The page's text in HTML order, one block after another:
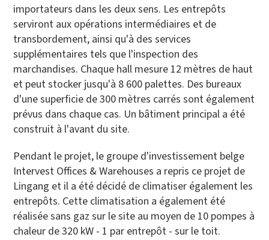
importateurs dans les deux sens. Les entrepôts
serviront aux opérations intermédiaires et de
transbordement, ainsi qu'à des services
supplémentaires tels que l'inspection des
marchandises. Chaque hall mesure 12 mètres de haut
et peut stocker jusqu'à 8 600 palettes. Des bureaux
d'une superficie de 300 mètres carrés sont également
prévus dans chaque cas. Un bâtiment principal a été
construit à l'avant du site.
Pendant le projet, le groupe d'investissement belge
Intervest Offices & Warehouses a repris ce projet de
Lingang et il a été décidé de climatiser également les
entrepôts. Cette climatisation a également été
réalisée sans gaz sur le site au moyen de 10 pompes à
chaleur de 320 kW - 1 par entrepôt - sur le toit.